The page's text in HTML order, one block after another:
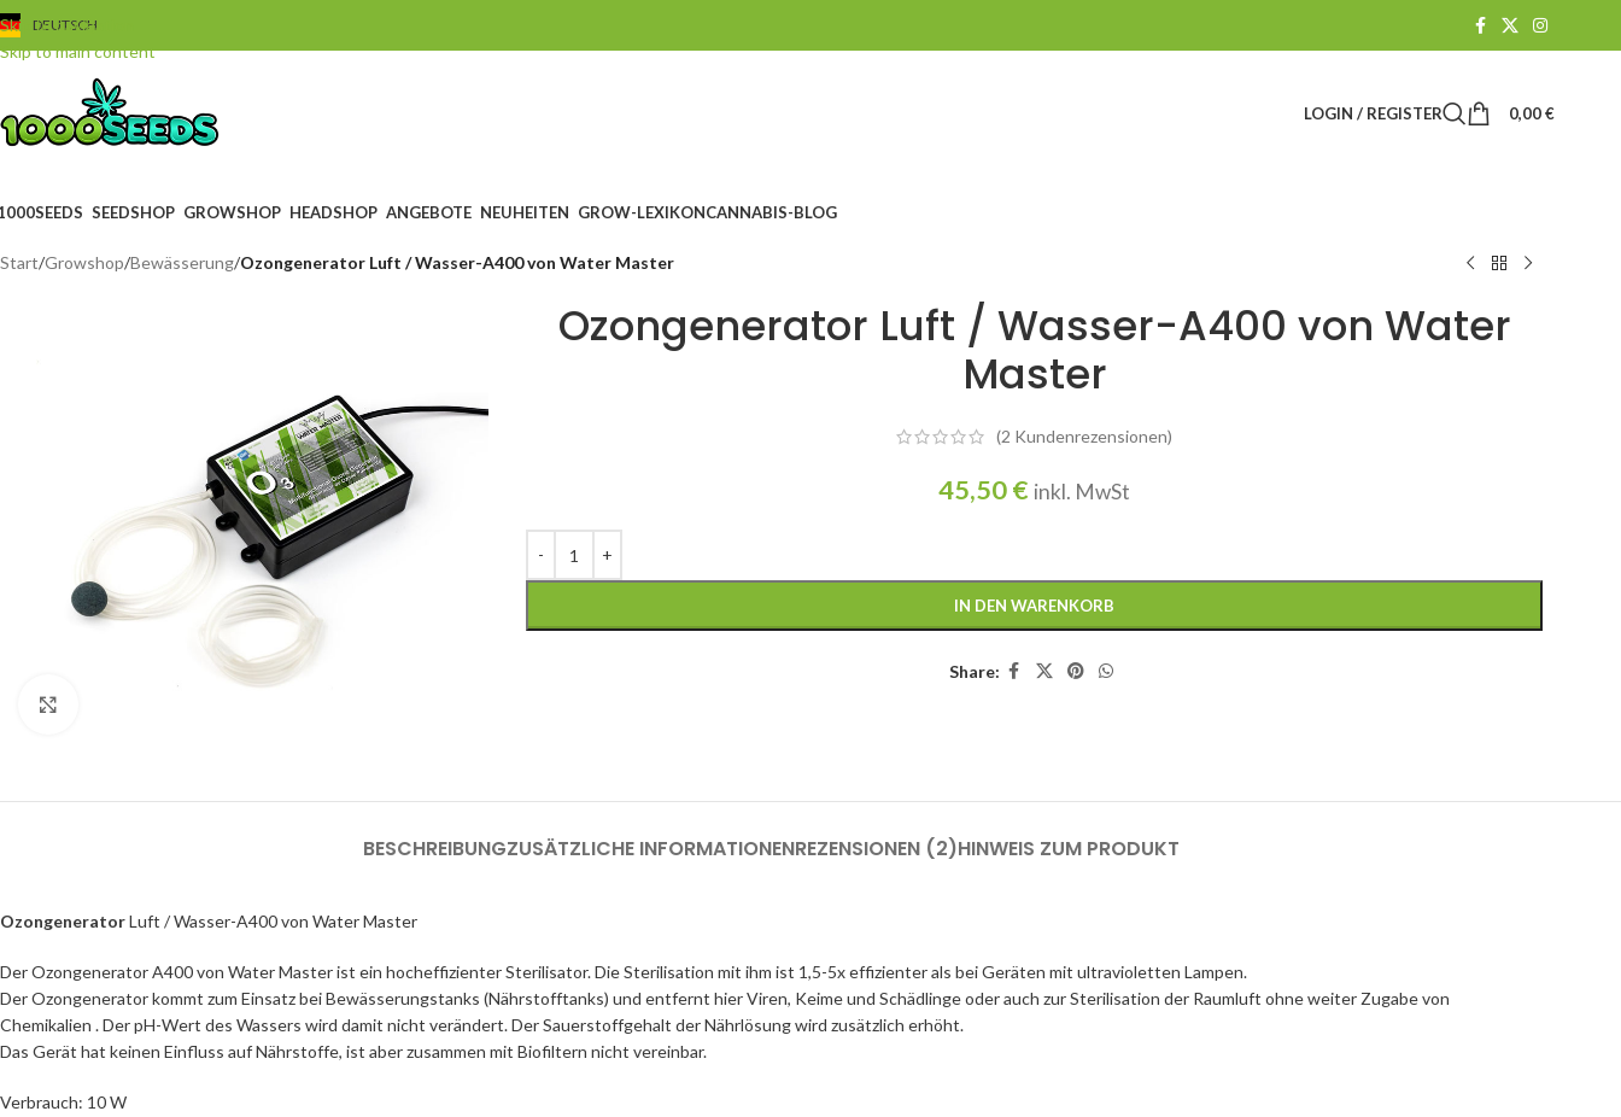
Skip to navigation
Skip to main content
DEUTSCH
LOGIN / REGISTER 0,00€
SEEDSHOP GROWSHOP HEADSHOP ANGEBOTE NEUHEITEN GROW-LEXIKONCANNABIS-BLOG
Start/Growshop/Bewässerung/Ozongenerator Luft / Wasser-A400 von Water Master
Ozongenerator Luft / Wasser-A400 von Water
Master
(2 Kundenrezensionen)
45,50€ inkl. MwSt
IN DEN WARENKORB
Share:
BESCHREIBUNGZUSÄTZLICHE INFORMATIONENREZENSIONEN (2)HINWEIS ZUM PRODUKT
OzongeneratorLuft / Wasser-A400 von Water Master
Der Ozongenerator A400 von Water Master ist ein hocheffizienter Sterilisator. Die Sterilisation mit ihm ist 1,5-5x effizienter als bei Geräten mit ultravioletten Lampen.
Der Ozongenerator kommt zum Einsatz bei Bewässerungstanks (Nährstofftanks) und entfernt hier Viren, Keime und Schädlinge oder auch zur Sterilisation der Raumluft ohne weiter Zugabe von
Chemikalien . Der pH-Wert des Wassers wird damit nicht verändert. Der Sauerstoffgehalt der Nährlösung wird zusätzlich erhöht.
Das Gerät hat keinen Einfluss auf Nährstoffe, ist aber zusammen mit Biofiltern nicht vereinbar.
Verbrauch: 10 W